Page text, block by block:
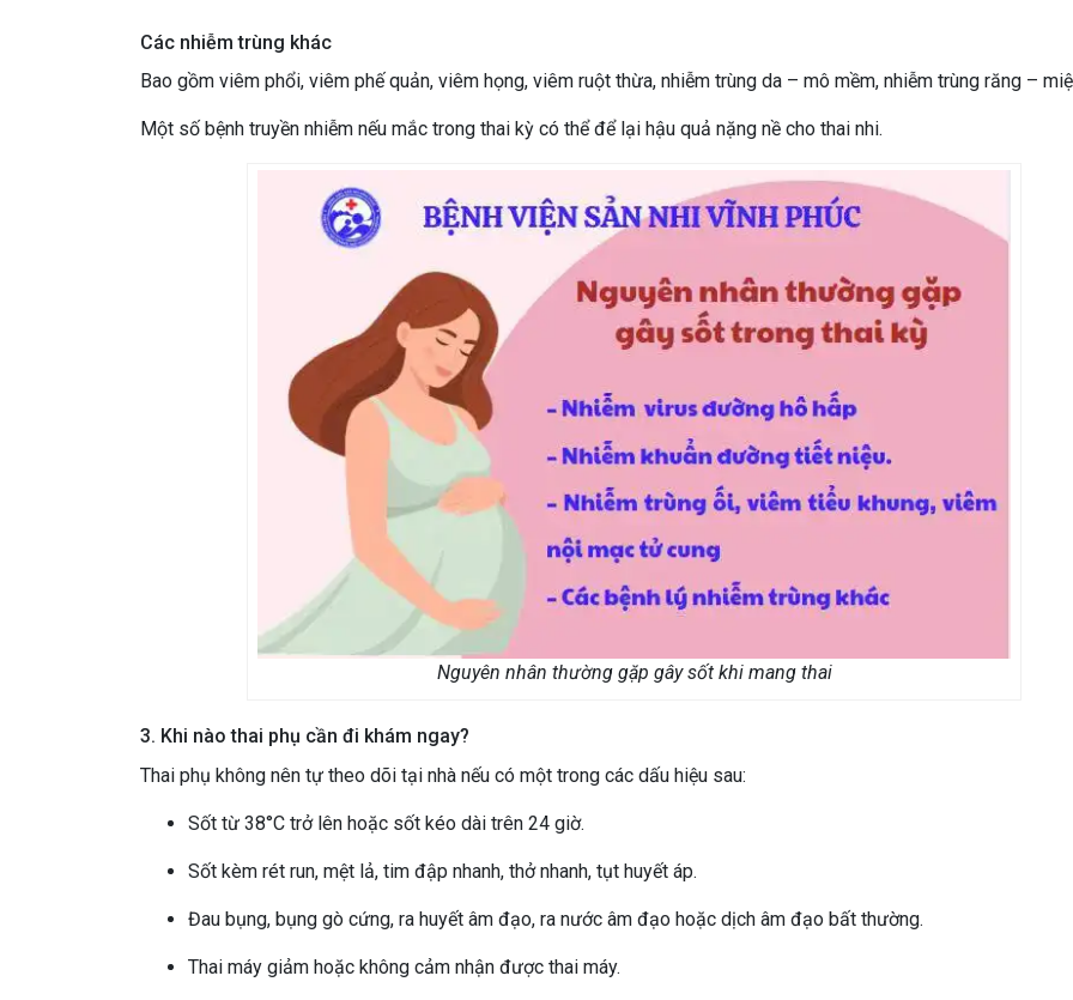
Các nhiễm trùng khác
Bao gồm viêm phổi, viêm phế quản, viêm họng, viêm ruột thừa, nhiễm trùng da – mô mềm, nhiễm trùng răng –
Một số bệnh truyền nhiễm nếu mắc trong thai kỳ có thể để lại hậu quả nặng nề cho thai nhi.
Nguyên nhân thường gặp gây sốt khi mang thai
3. Khi nào thai phụ cần đi khám ngay?
Thai phụ không nên tự theo dõi tại nhà nếu có một trong các dấu hiệu sau:
Sốt từ 38°C trở lên hoặc sốt kéo dài trên 24 giờ.
Sốt kèm rét run, mệt lả, tim đập nhanh, thở nhanh, tụt huyết áp.
Đau bụng, bụng gò cứng, ra huyết âm đạo, ra nước âm đạo hoặc dịch âm đạo bất thường.
Thai máy giảm hoặc không cảm nhận được thai máy.